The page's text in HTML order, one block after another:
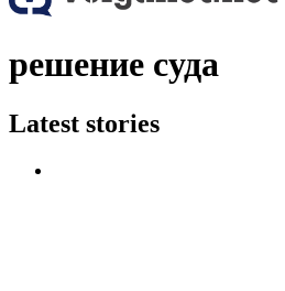
решение суда
Latest stories